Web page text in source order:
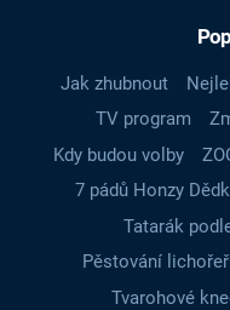
Jak zhubnout
TV program
Kdy budou volby
7 pádů Honzy
Tatarák
Pěstování
Tvarohové